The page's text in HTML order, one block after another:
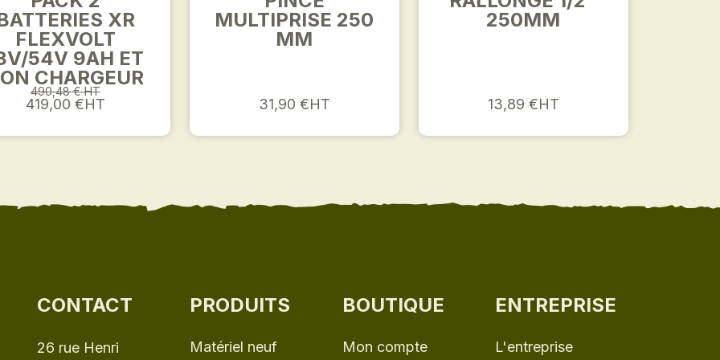
XR
FLEXVOLT
54V 9AH ET
CHARGEUR
490,48 € HT
419,00 €HT
MULTIPRISE 250
MM
31,90 €HT
250MM
13,89 €HT
CONTACT
26 rue Henri
PRODUITS
Matériel neuf
BOUTIQUE
Mon compte
ENTREPRISE
L'entreprise